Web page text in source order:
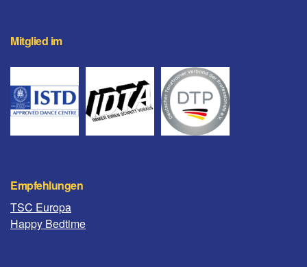
Mitglied im
Empfehlungen
TSC Europa
Happy Bedtime